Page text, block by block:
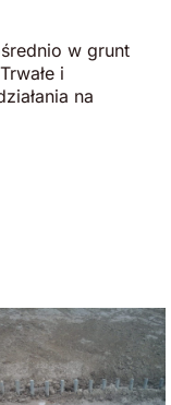
w grunt
i
na